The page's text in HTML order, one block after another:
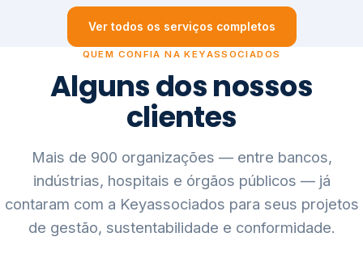
Ver todos os serviços completos
QUEM CONFIA NA KEYASSOCIADOS
Alguns dos nossos
clientes
Mais de 900 organizações — entre bancos,
indústrias, hospitais e órgãos públicos — já
contaram com a Keyassociados para seus projetos
de gestão, sustentabilidade e conformidade.